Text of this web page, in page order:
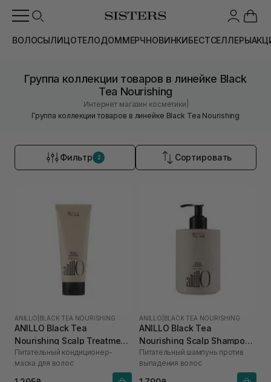
ВОЛОСЫЛИЦОТЕЛОДОММЕРЧНОВИНКИБЕСТСЕЛЛЕРЫ
Группа коллекции товаров в линейке Black
Tea Nourishing
Интернет магазин косметики
Группа коллекции товаров в линейке Black Tea Nourishing
Фильтр 2 Сортировать
ANILLO BLACK TEA NOURISHING
ANILLO Black Tea
Nourishing Scalp Treatment
150 мл
Питательный кондиционер-
маска для волос
ANILLO BLACK TEA NOURISHING
ANILLO Black Tea
Nourishing Scalp Shampoo
450 мл
Питательный шампунь против
выпадения волос